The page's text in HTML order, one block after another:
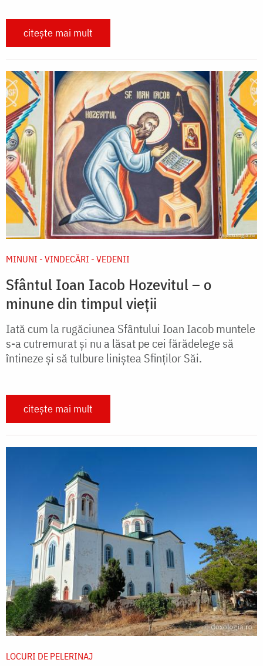
citește mai mult
MINUNI - VINDECĂRI - VEDENII
Sfântul Ioan Iacob Hozevitul – o
minune din timpul vieții
Iată cum la rugăciunea Sfântului Ioan Iacob muntele
s-a cutremurat și nu a lăsat pe cei fărădelege să
întineze și să tulbure liniștea Sfinților Săi.
citește mai mult
LOCURI DE PELERINAJ